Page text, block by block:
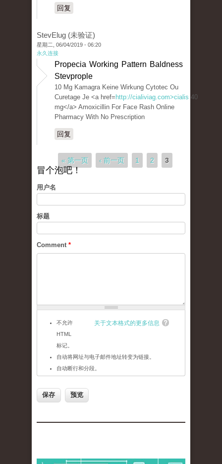
回复
StevElug (未验证)
星期二, 06/04/2019 - 06:20
永久连接
Propecia Working Pattern Baldness
Stevprople
10 Mg Kamagra Keine Wirkung Cytotec Ou
Curetage Je <a href= http://cialiviag.com>cialis 40
mg</a> Amoxicillin For Face Rash Online
Pharmacy With No Prescription
回复
« 第一页 ‹ 前一页 1 2 3
冒个泡吧！
用户名
标题
Comment *
关于文本格式的更多信息
不允许
HTML
标记。
自动将网址与电子邮件地址转变为链接。
自动断行和分段。